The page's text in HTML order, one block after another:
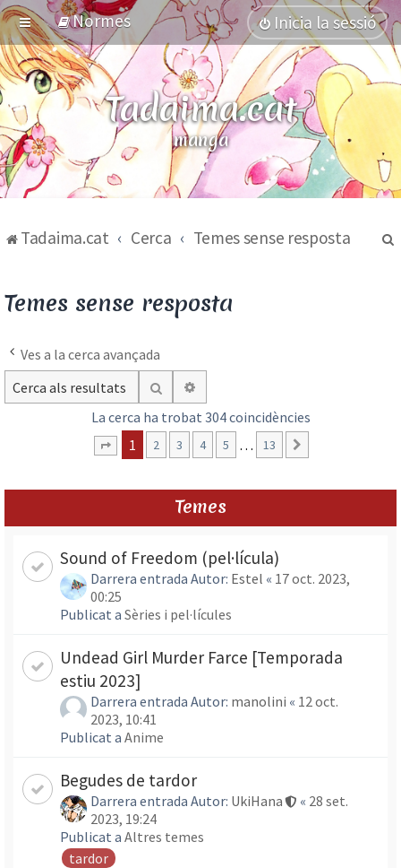
Normes Inicia la sessió
Tadaima.cat
manga
Tadaima.cat Cerca Temes sense resposta
Temes sense resposta
Ves a la cerca avançada
Cerca
La cerca ha trobat 304 coincidències
Pàgina 1 de13
1 2 3 4 5 … 13
Temes
Sound of Freedom (pel·lícula)
Darrera entrada Autor: Estel « 17 oct. 2023,
00:25
Publicat a Sèries i pel·lícules
Undead Girl Murder Farce [Temporada
estiu 2023]
Darrera entrada Autor: manolini « 12 oct.
2023, 10:41
Publicat a Anime
Begudes de tardor
Darrera entrada Autor: UkiHana « 28 set.
2023, 19:24
Publicat a Altres temes
tardor